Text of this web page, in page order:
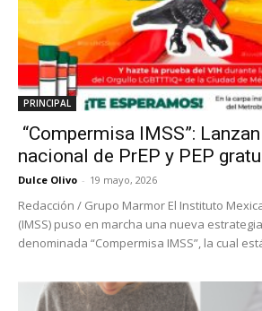
PRINCIPAL
“Compermisa IMSS”:
nacional de PrEP y PEP
Dulce Olivo - 19 mayo, 2026
Redacción / Grupo Marmor El Instituto
(IMSS) puso en marcha una nueva
denominada “Compermisa IMSS”, la cual